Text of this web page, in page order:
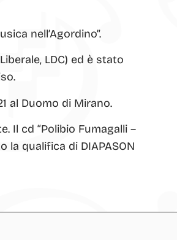
nell’Agordino”.
LDC) ed è stato
al Duomo di Mirano.
Il cd “Polibio Fumagalli –
la qualifica di DIAPASON